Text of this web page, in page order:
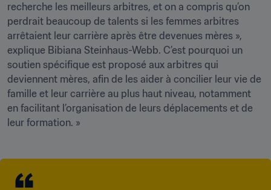
recherche les meilleurs arbitres, et on a compris qu’on
perdrait beaucoup de talents si les femmes arbitres
arrêtaient leur carrière après être devenues mères »,
explique Bibiana Steinhaus-Webb. C’est pourquoi un
soutien spécifique est proposé aux arbitres qui
deviennent mères, afin de les aider à concilier leur vie de
famille et leur carrière au plus haut niveau, notamment
en facilitant l’organisation de leurs déplacements et de
leur formation. »